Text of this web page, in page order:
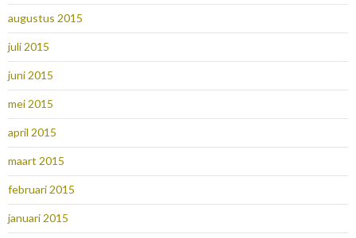
augustus 2015
juli 2015
juni 2015
mei 2015
april 2015
maart 2015
februari 2015
januari 2015